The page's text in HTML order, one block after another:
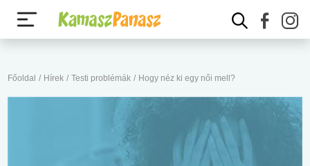
Főoldal / Hírek / Testi problémák / Hogy néz ki egy női mell?